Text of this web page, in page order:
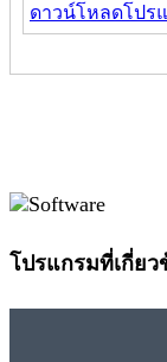
ดาวน์โหลดโปรแ
โปรแกรมที่เกี่ยว